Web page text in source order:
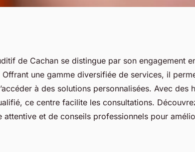
auditif de cachan
de Cachan se distingue par son engagement
Offrant une gamme diversifiée de services, il
à des solutions personnalisées. Avec des
ce centre facilite les consultations.
attentive et de conseils professionnels pour